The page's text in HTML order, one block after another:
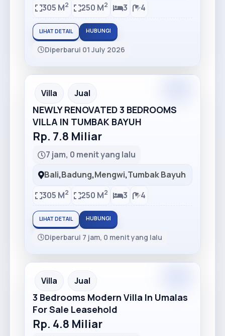
305 M2 250 M2 3 4
LIHAT DETAIL HUBUNGI
Diperbarui 01 July 2026
Recommended
Villa Jual
NEWLY RENOVATED 3 BEDROOMS
VILLA IN TUMBAK BAYUH
Rp. 7.8 Miliar
7 jam, 0 menit yang lalu
Bali,Badung,Mengwi,Tumbak Bayuh
305 M2 250 M2 3 4
LIHAT DETAIL HUBUNGI
Diperbarui 7 jam, 0 menit yang lalu
Recommended
Villa Jual
3 Bedrooms Modern Villa In Umalas
For Sale Leasehold
Rp. 4.8 Miliar